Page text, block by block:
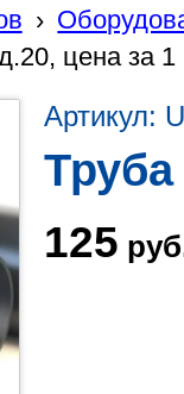
›
цена за 1
Артикул:
125